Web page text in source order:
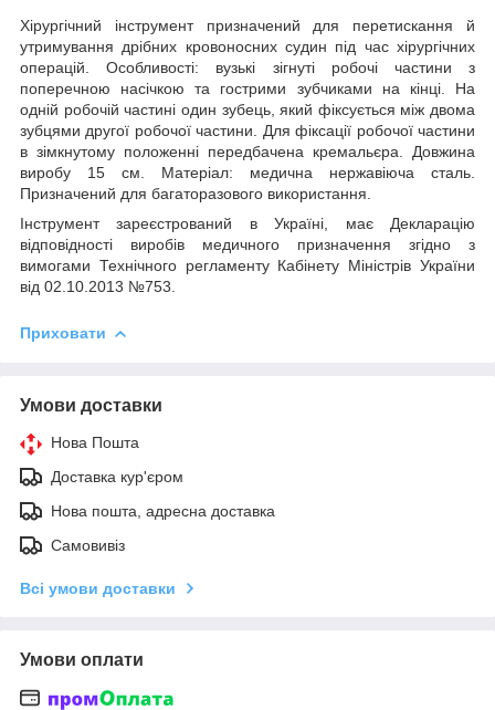
Хірургічний інструмент призначений для перетискання й
утримування дрібних кровоносних судин під час хірургічних
операцій. Особливості: вузькі зігнуті робочі частини з
поперечною насічкою та гострими зубчиками на кінці. На
одній робочій частині один зубець, який фіксується між двома
зубцями другої робочої частини. Для фіксації робочої частини
в зімкнутому положенні передбачена кремальєра. Довжина
виробу 15 см. Матеріал: медична нержавіюча сталь.
Призначений для багаторазового використання.
Інструмент зареєстрований в Україні, має Декларацію
відповідності виробів медичного призначення згідно з
вимогами Технічного регламенту Кабінету Міністрів України
від 02.10.2013 №753.
Приховати
Умови доставки
Нова Пошта
Доставка кур'єром
Нова пошта, адресна доставка
Самовивіз
Всі умови доставки
Умови оплати